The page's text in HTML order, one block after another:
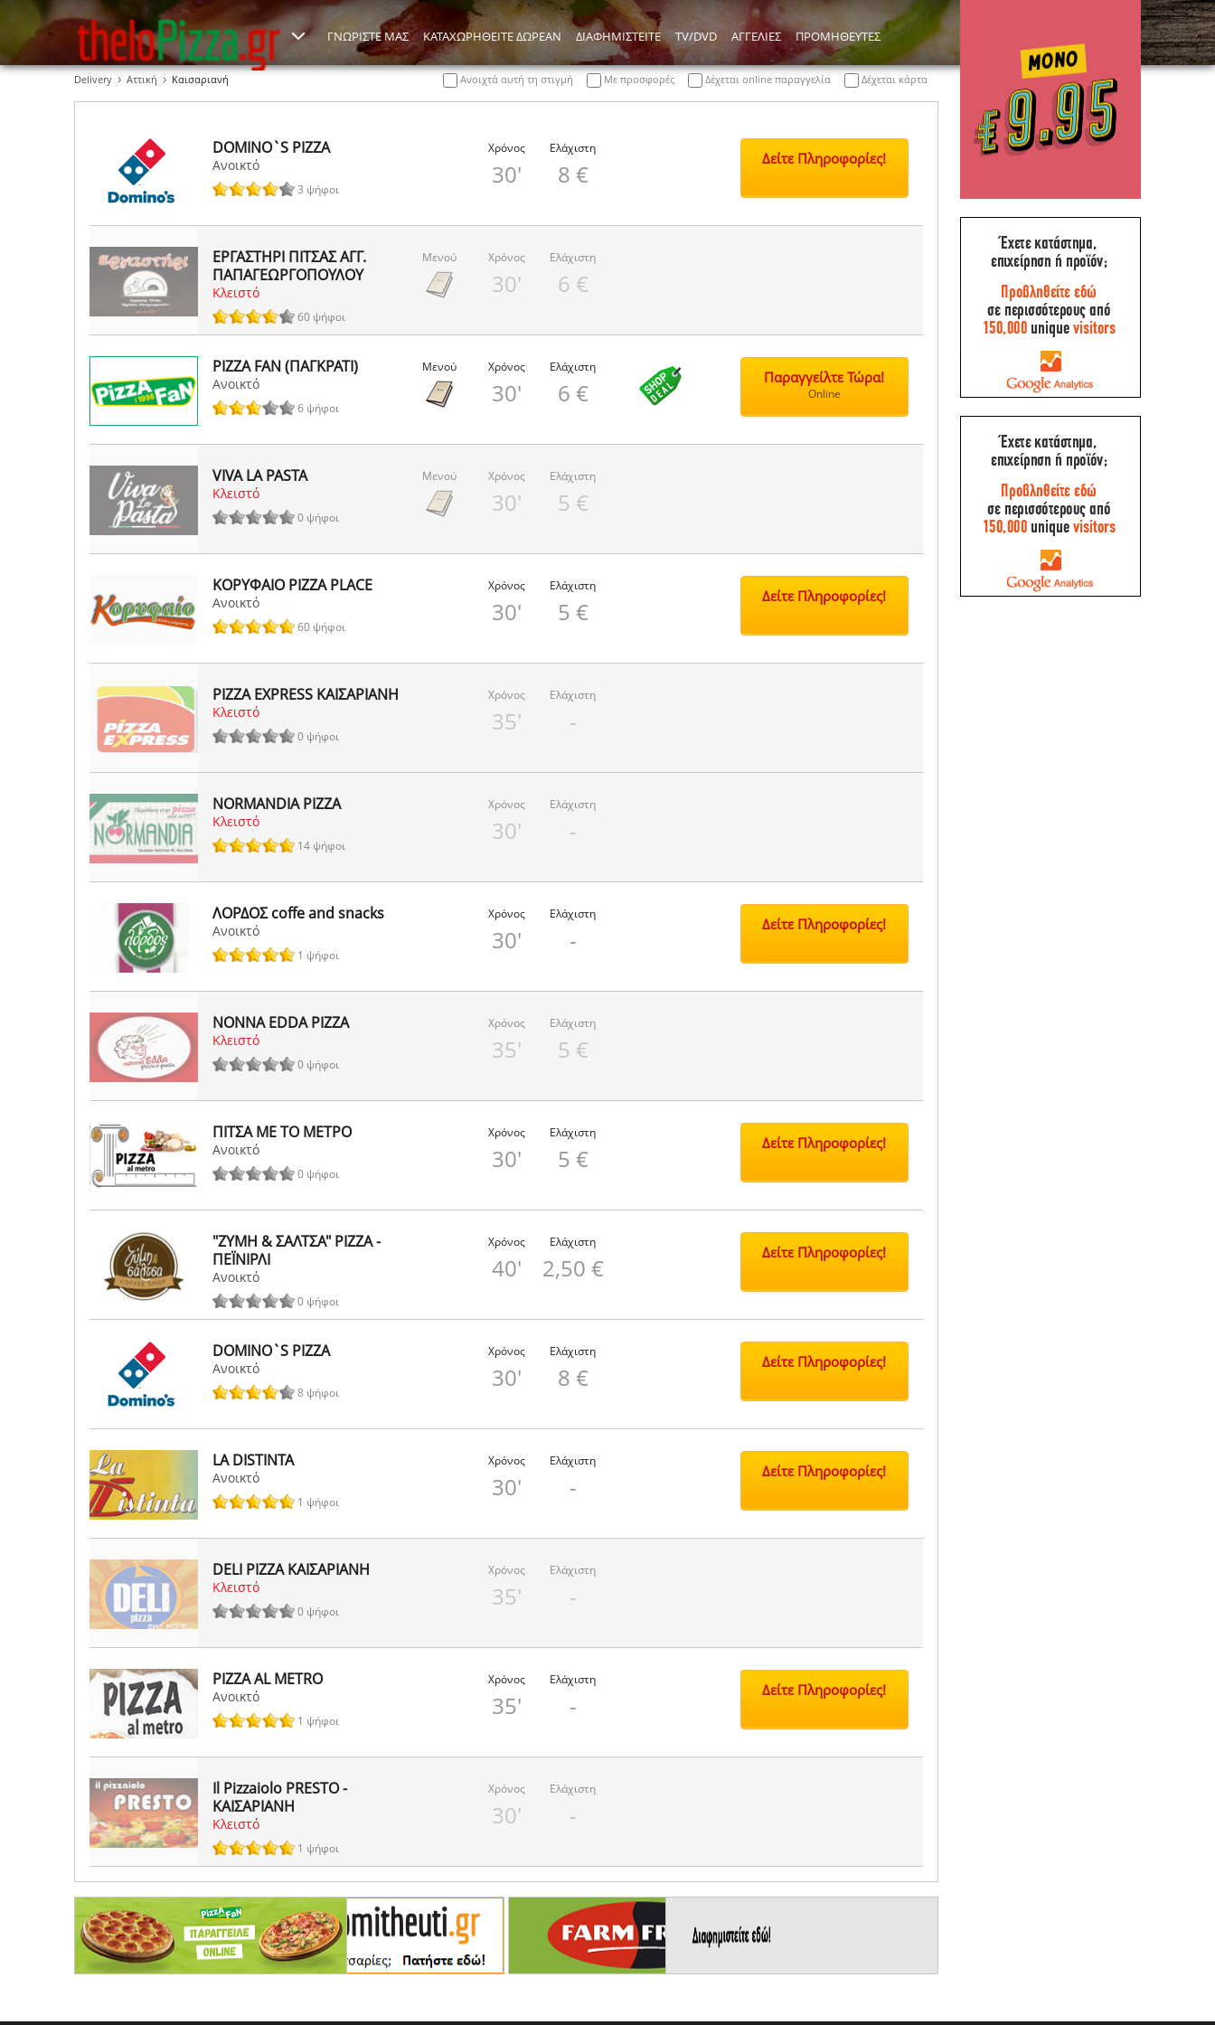
ΓΝΩΡΙΣΤΕ ΜΑΣ ΚΑΤΑΧΩΡΗΘΕΙΤΕ ΔΩΡΕΑΝ ΔΙΑΦΗΜΙΣΤΕΙΤΕ TV/DVD ΑΓΓΕΛΙΕΣ ΠΡΟΜΗΘΕΥΤΕΣ
Delivery Αττική Καισαριανή Ανοιχτά αυτή τη στιγμή Με προσφορές Δέχεται online παραγγελία Δέχεται κάρτα
DOMINO`S PIZZA
Ανοικτό
3 ψήφοι
Χρόνος
30'
Ελάχιστη
8 €
Δείτε Πληροφορίες!
ΕΡΓΑΣΤΗΡΙ ΠΙΤΣΑΣ ΑΓΓ.
ΠΑΠΑΓΕΩΡΓΟΠΟΥΛΟΥ
Κλειστό
60 ψήφοι
Μενού Χρόνος
30'
Ελάχιστη
6 €
PIZZA FAN (ΠΑΓΚΡΑΤΙ)
Ανοικτό
6 ψήφοι
Μενού Χρόνος
30'
Ελάχιστη
6 €
Παραγγείλτε Τώρα!
Online
VIVA LA PASTA
Κλειστό
0 ψήφοι
Μενού Χρόνος
30'
Ελάχιστη
5 €
ΚΟΡΥΦΑΙΟ PIZZA PLACE
Ανοικτό
60 ψήφοι
Χρόνος
30'
Ελάχιστη
5 €
Δείτε Πληροφορίες!
PIZZA EXPRESS ΚΑΙΣΑΡΙΑΝΗ
Κλειστό
0 ψήφοι
Χρόνος
35'
Ελάχιστη
-
NORMANDIA PIZZA
Κλειστό
14 ψήφοι
Χρόνος
30'
Ελάχιστη
-
ΛΟΡΔΟΣ coffe and snacks
Ανοικτό
1 ψήφοι
Χρόνος
30'
Ελάχιστη
-
Δείτε Πληροφορίες!
NONNA EDDA PIZZA
Κλειστό
0 ψήφοι
Χρόνος
35'
Ελάχιστη
5 €
ΠΙΤΣΑ ΜΕ ΤΟ ΜΕΤΡΟ
Ανοικτό
0 ψήφοι
Χρόνος
30'
Ελάχιστη
5 €
Δείτε Πληροφορίες!
"ΖΥΜΗ & ΣΑΛΤΣΑ" PIZZA -
ΠΕΪΝΙΡΛΙ
Ανοικτό
0 ψήφοι
Χρόνος
40'
Ελάχιστη
2,50 €
Δείτε Πληροφορίες!
DOMINO`S PIZZA
Ανοικτό
8 ψήφοι
Χρόνος
30'
Ελάχιστη
8 €
Δείτε Πληροφορίες!
LA DISTINTA
Ανοικτό
1 ψήφοι
Χρόνος
30'
Ελάχιστη
-
Δείτε Πληροφορίες!
DELI PIZZA ΚΑΙΣΑΡΙΑΝΗ
Κλειστό
0 ψήφοι
Χρόνος
35'
Ελάχιστη
-
PIZZA AL METRO
Ανοικτό
1 ψήφοι
Χρόνος
35'
Ελάχιστη
-
Δείτε Πληροφορίες!
Il Pizzaiolo PRESTO -
ΚΑΙΣΑΡΙΑΝΗ
Κλειστό
1 ψήφοι
Χρόνος
30'
Ελάχιστη
-